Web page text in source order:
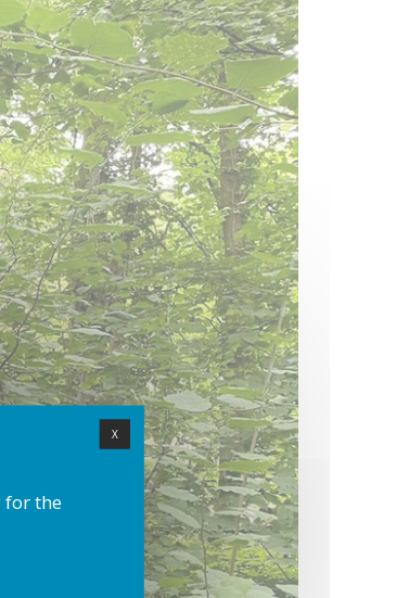
X
for the